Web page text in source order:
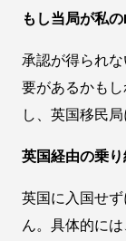
もし当局が私
承認が得られ
要があるかも
し、英国移民
英国経由の乗
英国に入国せ
ん。具体的に